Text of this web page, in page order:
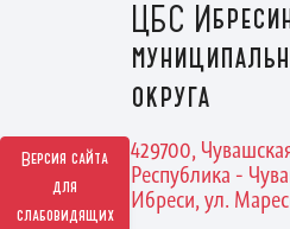
Версия сайта
для
слабовидящих
ЦБС
округа
429700,
Республика -
Ибреси, ул.